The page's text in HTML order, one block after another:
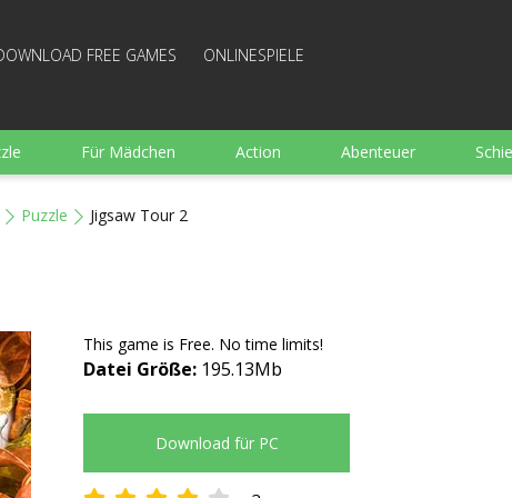
FREE GAMES ONLINESPIELE
Für Mädchen Action Abenteuer
Puzzle Jigsaw Tour 2
This game is Free. No time limits!
Datei Größe: 195.13Mb
Download für PC